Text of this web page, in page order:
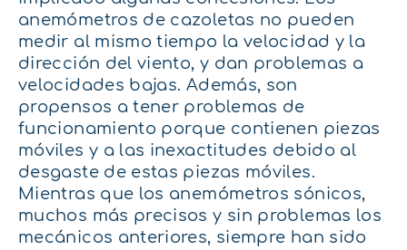
anemómetros de cazoletas no pueden
medir al mismo tiempo la velocidad y la
dirección del viento, y dan problemas a
velocidades bajas. Además, son
propensos a tener problemas de
funcionamiento porque contienen piezas
móviles y a las inexactitudes debido al
desgaste de estas piezas móviles.
Mientras que los anemómetros sónicos,
muchos más precisos y sin problemas los
mecánicos anteriores, siempre han sido